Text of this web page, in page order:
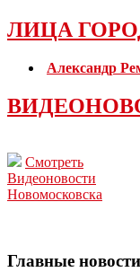
ЛИЦА
Александр
Смотреть
Видеоновости
Новомосковска
Главные новости